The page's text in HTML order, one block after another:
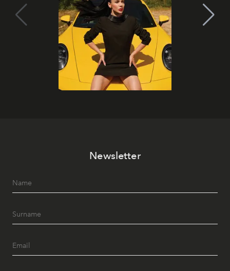
Newsletter